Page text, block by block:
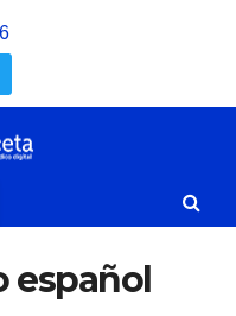
español